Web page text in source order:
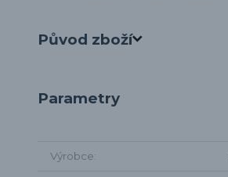
Původ zboží
Parametry
Výrobce